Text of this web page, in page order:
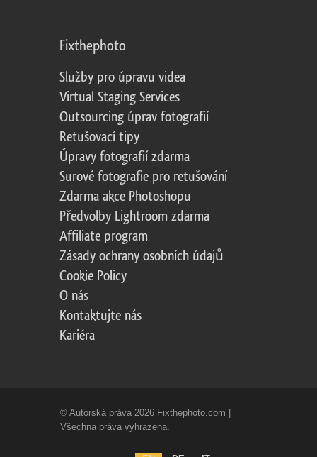
Fixthephoto
Služby pro úpravu videa
Virtual Staging Services
Outsourcing úprav fotografií
Retušovací tipy
Úpravy fotografií zdarma
Surové fotografie pro retušování
Zdarma akce Photoshopu
Předvolby Lightroom zdarma
Affiliate program
Zásady ochrany osobních údajů
Cookie Policy
O nás
Kontaktujte nás
Kariéra
© Autorská práva 2026 Fixthephoto.com |
Všechna práva vyhrazena.